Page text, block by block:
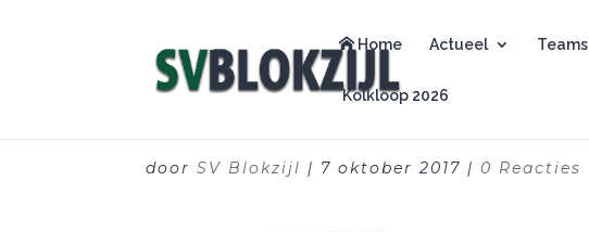
Home Actueel Teams
Kolkloop 2026
doorSV Blokzijl | 7 oktober 2017 | 0 Reacties